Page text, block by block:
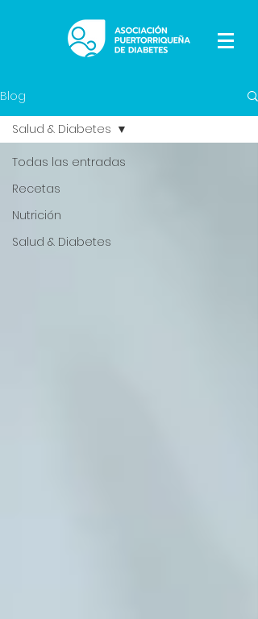
Blog
Todas las entradas
Recetas
Nutrición
Salud & Diabetes
Salud & Diabetes